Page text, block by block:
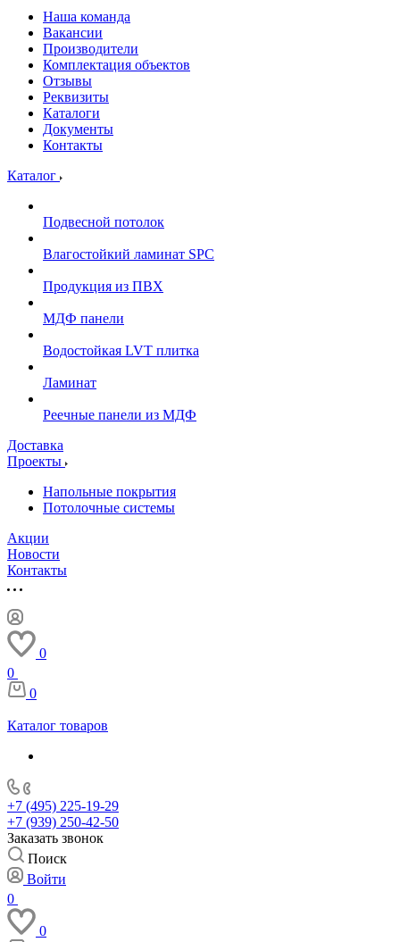
Наша команда
Вакансии
Производители
Комплектация объектов
Отзывы
Реквизиты
Каталоги
Документы
Контакты
Каталог
Подвесной потолок
Влагостойкий ламинат SPC
Продукция из ПВХ
МДФ панели
Водостойкая LVT плитка
Ламинат
Реечные панели из МДФ
Доставка
Проекты
Напольные покрытия
Потолочные системы
Акции
Новости
Контакты
0
0
0
Каталог товаров
+7 (495) 225-19-29
+7 (939) 250-42-50
Заказать звонок
Поиск
Войти
0
0